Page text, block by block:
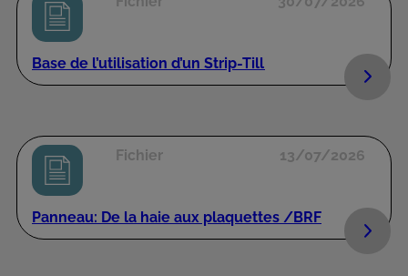
Base de l’utilisation d’un Strip-Till
Fichier 13/07/2026
Panneau: De la haie aux plaquettes /BRF